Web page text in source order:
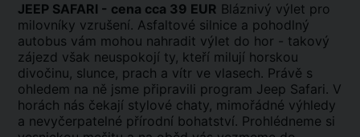
JEEP SAFARI - cena cca 39 EUR Bláznivý výlet pro
milovníky vzrušení. Asfaltové silnice a pohodlný
autobus vám mohou nahradit výlet do hor - takový
zájezd však neuspokojí ty, kteří milují horskou
divočinu, slunce, prach a vítr ve vlasech. Právě s
ohledem na ně jsme připravili program Jeep Safari. V
horách nás čekají stylové chaty, mimořádné výhledy
a nevyčerpatelné přírodní bohatství. Prohlédneme si